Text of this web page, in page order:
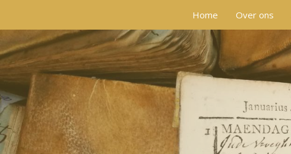
Home Over ons